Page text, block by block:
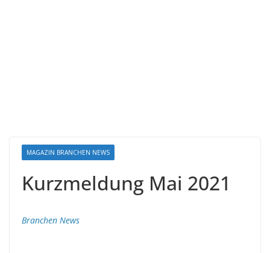
MAGAZIN BRANCHEN NEWS
Kurzmeldung Mai 2021
Branchen News